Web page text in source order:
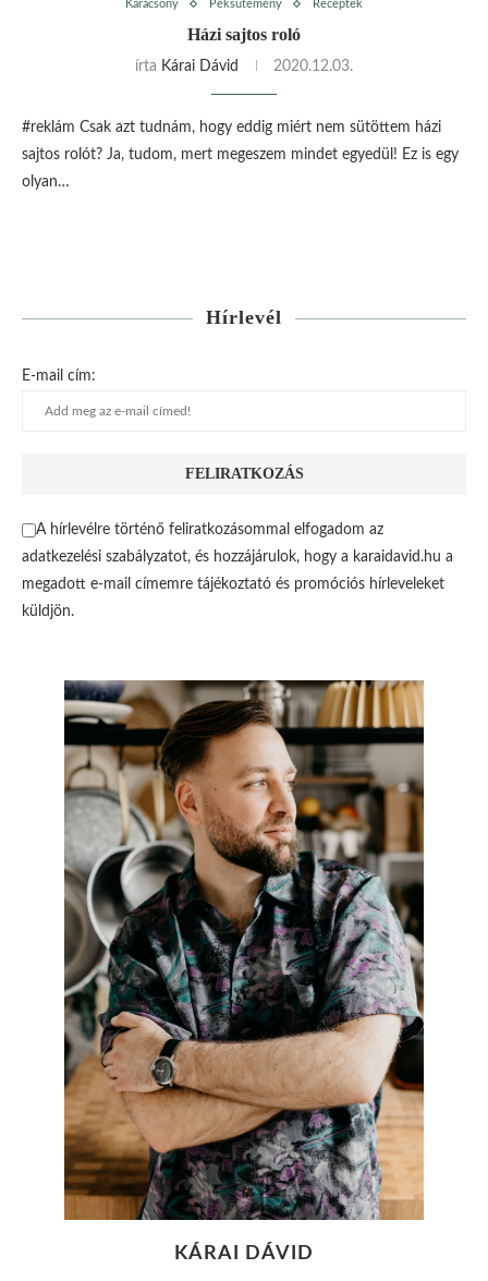
Karácsony Péksütemény Receptek
Házi sajtos roló
írta Kárai Dávid 2020.12.03.
#reklám Csak azt tudnám, hogy eddig miért nem sütöttem házi
sajtos rolót? Ja, tudom, mert megeszem mindet egyedül! Ez is egy
olyan…
Hírlevél
E-mail cím:
A hírlevélre történő feliratkozásommal elfogadom az
adatkezelési szabályzatot, és hozzájárulok, hogy a karaidavid.hu a
megadott e-mail címemre tájékoztató és promóciós hírleveleket
küldjön.
KÁRAI DÁVID